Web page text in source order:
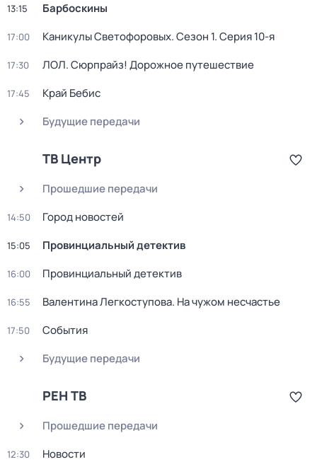
13:15 Барбоскины
17:00 Каникулы Светофоровых. Сезон 1. Серия 10-я
17:30 ЛОЛ. Сюрпрайз! Дорожное путешествие
17:45
Край Бебис
Будущие передачи
ТВ Центр
Прошедшие передачи
14:50 Город новостей
15:05 Провинциальный детектив
16:00 Провинциальный детектив
16:55 Валентина Легкоступова. На чужом несчастье
17:50
События
Будущие передачи
РЕН ТВ
Прошедшие передачи
12:30 Новости